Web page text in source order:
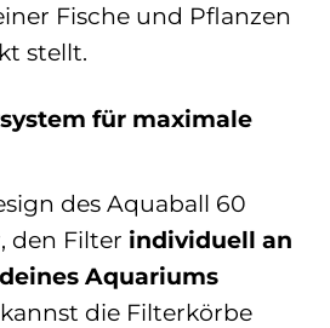
Fische und Pflanzen
stellt.
für maximale
des Aquaball 60
den Filter individuell an
Aquariums
die Filterkörbe